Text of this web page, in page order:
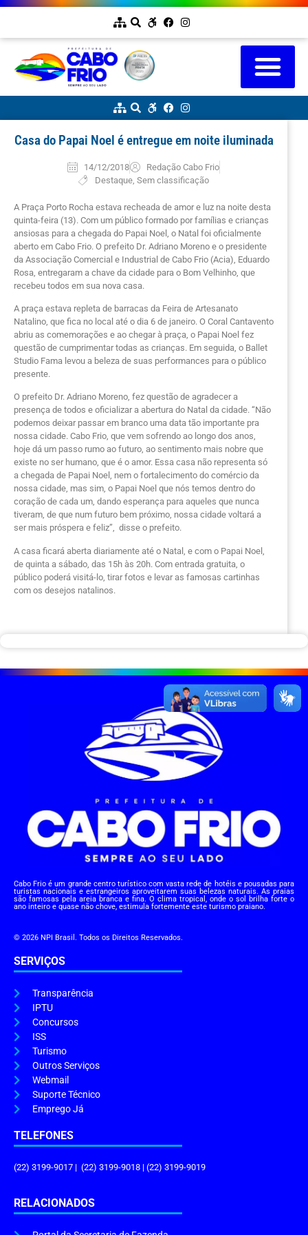
Casa do Papai Noel é entregue em noite iluminada
14/12/2018
Redação Cabo Frio
Destaque, Sem classificação
A Praça Porto Rocha estava recheada de amor e luz na noite desta
quinta-feira (13). Com um público formado por famílias e crianças
ansiosas para a chegada do Papai Noel, o Natal foi oficialmente
aberto em Cabo Frio. O prefeito Dr. Adriano Moreno e o presidente
da Associação Comercial e Industrial de Cabo Frio (Acia), Eduardo
Rosa, entregaram a chave da cidade para o Bom Velhinho, que
recebeu todos em sua nova casa.
A praça estava repleta de barracas da Feira de Artesanato
Natalino, que fica no local até o dia 6 de janeiro. O Coral Cantavento
abriu as comemorações e ao chegar à praça, o Papai Noel fez
questão de cumprimentar todas as crianças. Em seguida, o Ballet
Studio Fama levou a beleza de suas performances para o público
presente.
O prefeito Dr. Adriano Moreno, fez questão de agradecer a
presença de todos e oficializar a abertura do Natal da cidade. “Não
podemos deixar passar em branco uma data tão importante pra
nossa cidade. Cabo Frio, que vem sofrendo ao longo dos anos,
hoje dá um passo rumo ao futuro, ao sentimento mais nobre que
existe no ser humano, que é o amor. Essa casa não representa só
a chegada de Papai Noel, nem o fortalecimento do comércio da
nossa cidade, mas sim, o Papai Noel que nós temos dentro do
coração de cada um, dando esperança para aqueles que nunca
tiveram, de que num futuro bem próximo, nossa cidade voltará a
ser mais próspera e feliz”, disse o prefeito.
A casa ficará aberta diariamente até o Natal, e com o Papai Noel,
de quinta a sábado, das 15h às 20h. Com entrada gratuita, o
público poderá visitá-lo, tirar fotos e levar as famosas cartinhas
com os desejos natalinos.
Cabo Frio é um grande centro turístico com vasta rede de hotéis e pousadas para
turistas nacionais e estrangeiros aproveitarem suas belezas naturais. As praias
são famosas pela areia branca e fina. O clima tropical, onde o sol brilha forte o
ano inteiro e quase não chove, estimula fortemente este turismo praiano.
© 2026 NPI Brasil. Todos os Direitos Reservados.
SERVIÇOS
Transparência
IPTU
Concursos
ISS
Turismo
Outros Serviços
Webmail
Suporte Técnico
Emprego Já
TELEFONES
(22) 3199-9017 | (22) 3199-9018 | (22) 3199-9019
RELACIONADOS